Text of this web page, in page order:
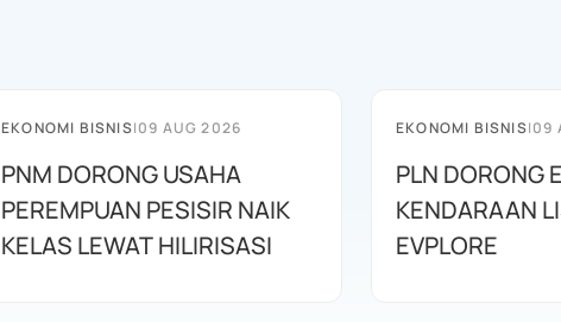
EKONOMI BISNIS|09 AUG 2026
PNM DORONG USAHA
PEREMPUAN PESISIR NAIK
KELAS LEWAT HILIRISASI
EKONOMI BISNIS|09
PLN DORONG
KENDARAAN
EVPLORE